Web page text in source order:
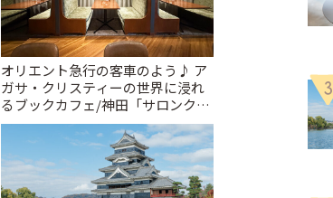
オリエント急行の客車のよう♪ ア
ガサ・クリスティーの世界に浸れ
るブックカフェ/神田「サロンクリ
スティ」 | ことりっぷ
3